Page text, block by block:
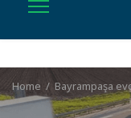
Home / Bayrampaşa